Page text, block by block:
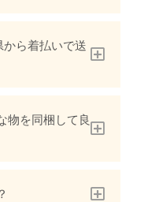
ら着払いで送
物を同梱して良